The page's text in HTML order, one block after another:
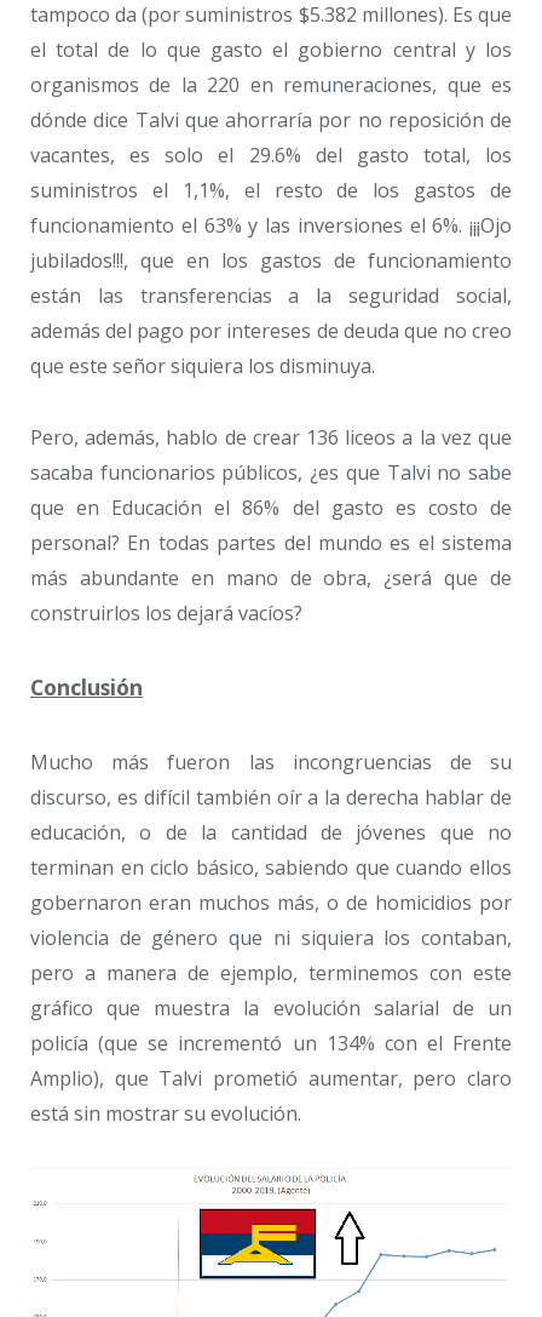
tampoco da (por suministros $5.382 millones). Es que
el total de lo que gasto el gobierno central y los
organismos de la 220 en remuneraciones, que es
dónde dice Talvi que ahorraría por no reposición de
vacantes, es solo el 29.6% del gasto total, los
suministros el 1,1%, el resto de los gastos de
funcionamiento el 63% y las inversiones el 6%. ¡¡¡Ojo
jubilados!!!, que en los gastos de funcionamiento
están las transferencias a la seguridad social,
además del pago por intereses de deuda que no creo
que este señor siquiera los disminuya.
Pero, además, hablo de crear 136 liceos a la vez que
sacaba funcionarios públicos, ¿es que Talvi no sabe
que en Educación el 86% del gasto es costo de
personal? En todas partes del mundo es el sistema
más abundante en mano de obra, ¿será que de
construirlos los dejará vacíos?
Conclusión
Mucho más fueron las incongruencias de su
discurso, es difícil también oír a la derecha hablar de
educación, o de la cantidad de jóvenes que no
terminan en ciclo básico, sabiendo que cuando ellos
gobernaron eran muchos más, o de homicidios por
violencia de género que ni siquiera los contaban,
pero a manera de ejemplo, terminemos con este
gráfico que muestra la evolución salarial de un
policía (que se incrementó un 134% con el Frente
Amplio), que Talvi prometió aumentar, pero claro
está sin mostrar su evolución.